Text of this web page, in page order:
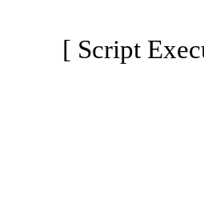
[ Script